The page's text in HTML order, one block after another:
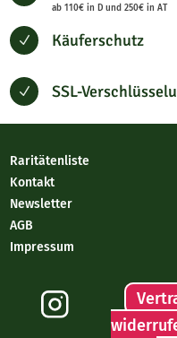
ab 110€ in D und 250€ in AT
N Käuferschutz
N SSL-
Raritätenliste
Kontakt
Newsletter
AGB
Impressum